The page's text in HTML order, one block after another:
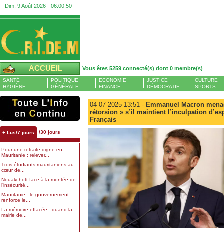
Dim, 9 Août 2026 - 06:00:51
ACCUEIL Vous êtes 5259 connecté(s) dont 0 membre(s)
SANTÉ
HYGIÈNE
POLITIQUE
GÉNÉRALE
ECONOMIE
FINANCE
JUSTICE
DÉMOCRATIE
CULTURE
SPORTS
+ Lus/7 jours /30 jours
Pour une retraite digne en
Mauritanie : relever...
Trois étudiants mauritaniens au
cœur de...
Nouakchott face à la montée de
l’insécurité...
Mauritanie : le gouvernement
renforce le...
La mémoire effacée : quand la
mairie de...
04-07-2025 13:51 - Emmanuel Macron
rétorsion » s’il maintient l’inculpation
Français